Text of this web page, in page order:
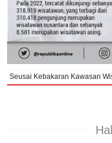
Seusai Kebakaran Kawasan